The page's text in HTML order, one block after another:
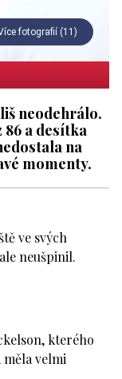
fotografií (11)
neodehrálo.
86 a desítka
na
momenty.
ve svých
neušpinil.
kterého
měla velmi